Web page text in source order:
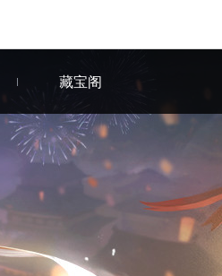
藏宝阁